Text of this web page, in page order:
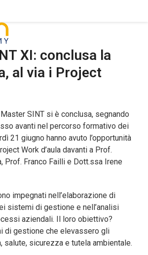
XI: conclusa la
al via i Project
SINT si è conclusa, segnando
avanti nel percorso formativo dei
21 giugno hanno avuto l’opportunità
Work d’aula davanti a Prof.
Prof. Franco Failli e Dott.ssa Irene
impegnati nell’elaborazione di
sistemi di gestione e nell’analisi
aziendali. Il loro obiettivo?
di gestione che elevassero gli
salute, sicurezza e tutela ambientale.